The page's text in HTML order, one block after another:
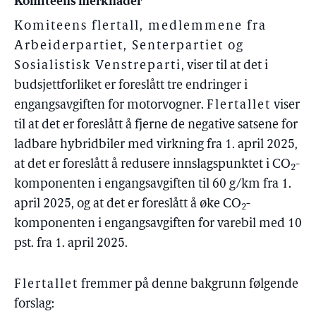
Komiteens flertall, medlemmene fra
Arbeiderpartiet, Senterpartiet og
Sosialistisk Venstreparti, viser til at det i
budsjettforliket er foreslått tre endringer i
engangsavgiften for motorvogner. Flertallet viser
til at det er foreslått å fjerne de negative satsene for
ladbare hybridbiler med virkning fra 1. april 2025,
at det er foreslått å redusere innslagspunktet i CO2-
komponenten i engangsavgiften til 60 g/km fra 1.
april 2025, og at det er foreslått å øke CO2-
komponenten i engangsavgiften for varebil med 10
pst. fra 1. april 2025.
Flertallet fremmer på denne bakgrunn følgende
forslag: